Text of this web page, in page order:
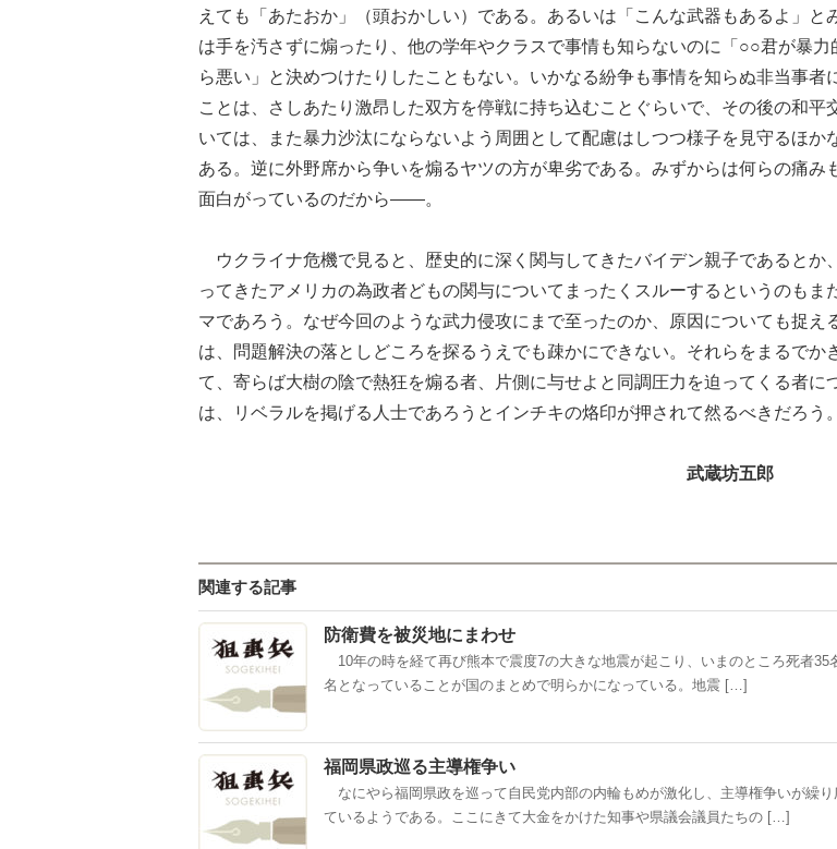
えても「あたおか」（頭おかしい）である。あるいは「こんな武器もあるよ」と
は手を汚さずに煽ったり、他の学年やクラスで事情も知らないのに「○○君が暴力
ら悪い」と決めつけたりしたこともない。いかなる紛争も事情を知らぬ非当事者
ことは、さしあたり激昂した双方を停戦に持ち込むことぐらいで、その後の和平
いては、また暴力沙汰にならないよう周囲として配慮はしつつ様子を見守るほか
ある。逆に外野席から争いを煽るヤツの方が卑劣である。みずからは何らの痛み
面白がっているのだから――。
ウクライナ危機で見ると、歴史的に深く関与してきたバイデン親子であるとか
ってきたアメリカの為政者どもの関与についてまったくスルーするというのもま
マであろう。なぜ今回のような武力侵攻にまで至ったのか、原因についても捉え
は、問題解決の落としどころを探るうえでも疎かにできない。それらをまるでか
て、寄らば大樹の陰で熱狂を煽る者、片側に与せよと同調圧力を迫ってくる者に
は、リベラルを掲げる人士であろうとインチキの烙印が押されて然るべきだろう
武蔵坊
関連する記事
防衛費を被災地にまわせ
10年の時を経て再び熊本で震度7の大きな地震が起こり、いまのところ死者35
名となっていることが国のまとめで明らかになっている。地震 […]
福岡県政巡る主導権争い
なにやら福岡県政を巡って自民党内部の内輪もめが激化し、主導権争いが繰り
ているようである。ここにきて大金をかけた知事や県議会議員たちの […]